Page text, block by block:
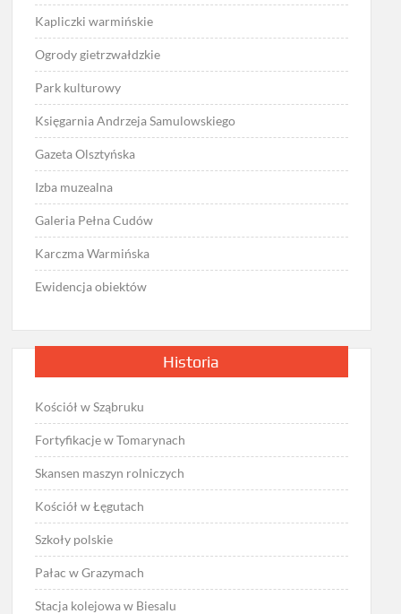
Kapliczki warmińskie
Ogrody gietrzwałdzkie
Park kulturowy
Księgarnia Andrzeja Samulowskiego
Gazeta Olsztyńska
Izba muzealna
Galeria Pełna Cudów
Karczma Warmińska
Ewidencja obiektów
Historia
Kościół w Sząbruku
Fortyfikacje w Tomarynach
Skansen maszyn rolniczych
Kościół w Łęgutach
Szkoły polskie
Pałac w Grazymach
Stacja kolejowa w Biesalu